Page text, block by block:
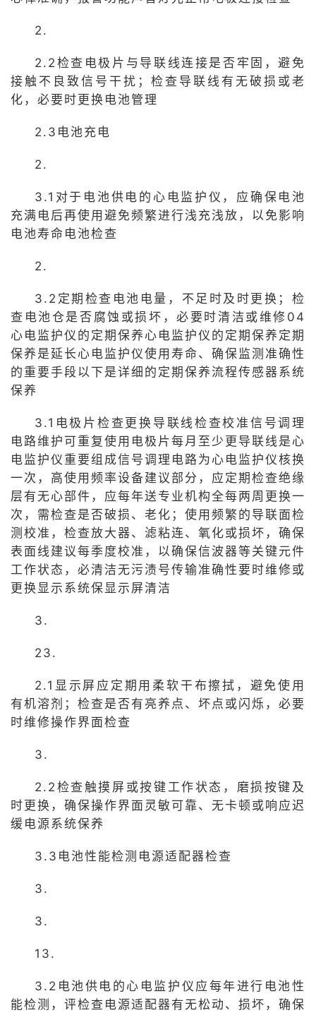
2.
2.2检查电极片与导联线连接是否牢固，避免
接触不良致信号干扰；检查导联线有无破损或老
化，必要时更换电池管理
2.3电池充电
2.
3.1对于电池供电的心电监护仪，应确保电池
充满电后再使用避免频繁进行浅充浅放，以免影响
电池寿命电池检查
2.
3.2定期检查电池电量，不足时及时更换；检
查电池仓是否腐蚀或损坏，必要时清洁或维修04
心电监护仪的定期保养心电监护仪的定期保养定期
保养是延长心电监护仪使用寿命、确保监测准确性
的重要手段以下是详细的定期保养流程传感器系统
保养
3.1电极片检查更换导联线检查校准信号调理
电路维护可重复使用电极片每月至少更导联线是心
电监护仪重要组成信号调理电路为心电监护仪核换
一次，高使用频率设备建议部分，应定期检查绝缘
层有无心部件，应每年送专业机构全每两周更换一
次，需检查是否破损、老化；使用频繁的导联面检
测校准，检查放大器、滤粘连、氧化或损坏，确保
表面线建议每季度校准，以确保信波器等关键元件
工作状态，必清洁无污渍号传输准确性要时维修或
更换显示系统保显示屏清洁
3.
23.
2.1显示屏应定期用柔软干布擦拭，避免使用
有机溶剂；检查是否有亮养点、坏点或闪烁，必要
时维修操作界面检查
3.
2.2检查触摸屏或按键工作状态，磨损按键及
时更换，确保操作界面灵敏可靠、无卡顿或响应迟
缓电源系统保养
3.3电池性能检测电源适配器检查
3.
3.
13.
3.2电池供电的心电监护仪应每年进行电池性
能检测，评检查电源适配器有无松动、损坏，确保